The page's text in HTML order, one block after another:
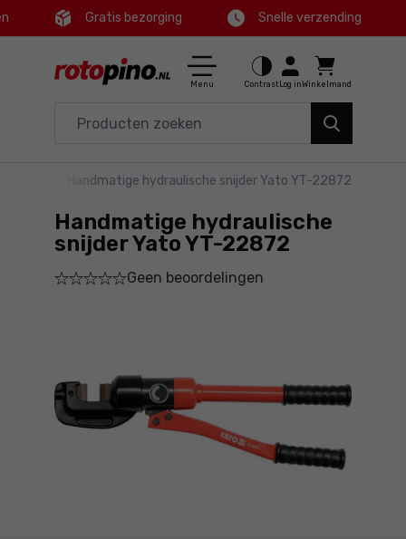
Ctrl
Hoofdmenu
Productinformatie
Bestel
Gedetailleerde informatie
Voettekst
Gratis bezorging Snelle verzending
Menu Contrast Log inWinkelmand
Huis en tuin
Aanbiedingen
Handmatige hydraulische snijder Yato YT-22872
Handmatige hydraulische
snijder Yato YT-22872
Geen beoordelingen